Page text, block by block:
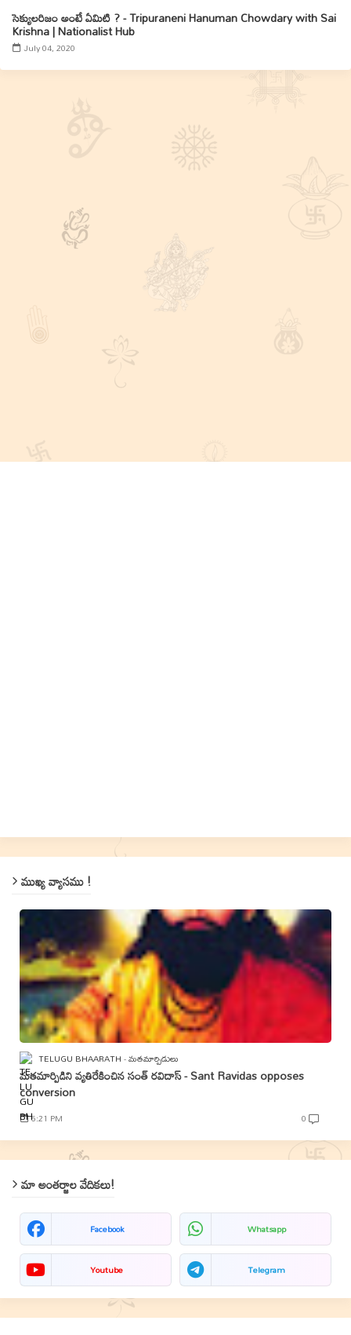
సెక్యులరిజం అంటే ఏమిటి ? - Tripuraneni Hanuman Chowdary with Sai
Krishna | Nationalist Hub
July 04, 2020
ముఖ్య వ్యాసము !
TELUGU BHAARATH మతమార్పిడులు
మతమార్పిడిని వ్యతిరేకించిన సంత్‌ రవిదాస్‌ - Sant Ravidas opposes
conversion
6:21 PM 0
మా అంతర్జాల వేదికలు!
Facebook Whatsapp
Youtube Telegram